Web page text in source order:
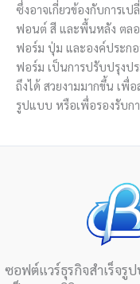
ซึ่งอาจเกี่ยวข้องกับการเ
ฟอนต์ สี และพื้นหลัง ตลอ
ฟอร์ม ปุ่ม และองค์ประก
ฟอร์ม เป็นการปรับปรุงป
ถึงได้ สวยงามมากขึ้น เพื่
รูปแบบ หรือเพื่อรองรับก
ซอฟต์แวร์ธุรกิจสำเร็จรู